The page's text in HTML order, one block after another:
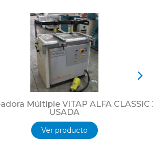
– triangulo automático.
de control sobre el tablero.
de corte120 mm
de corte / standar 350 mm
de corte / bajo demanda 250
trabajo 300 mm
max de sierras circulares 200 /
Múltiple VITAP ALFA CLASSIC 21
USADA
Ver producto